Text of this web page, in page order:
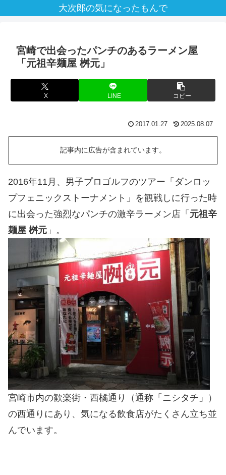
大次郎の気になったもんで
宮崎で出会ったパンチのあるラーメン屋
「元祖辛麺屋 桝元」
X LINE コピー
2017.01.27 2025.08.07
記事内に広告が含まれています。
2016年11月、男子プロゴルフのツアー「ダンロッ
プフェニックストーナメント」を観戦しに行った時
に出会った強烈なパンチの激辛ラーメン店「 元祖辛
麺屋 桝元 」。
宮崎市内の歓楽街・西橘通り（通称「ニシタチ」）
の西通りにあり、気になる飲食店がたくさん立ち並
んでいます。